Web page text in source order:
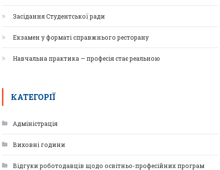
Засідання Студентської ради
Екзамен у форматі справжнього ресторану
Навчальна практика — професія стає реальною
КАТЕГОРІЇ
Адміністрація
Виховні години
Відгуки роботодавців щодо освітньо-професійних програм